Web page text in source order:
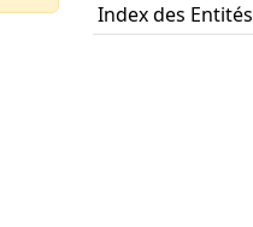
Index des Entités